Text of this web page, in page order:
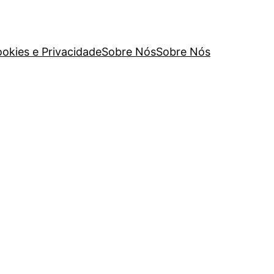
e PrivacidadeSobre NósSobre Nós